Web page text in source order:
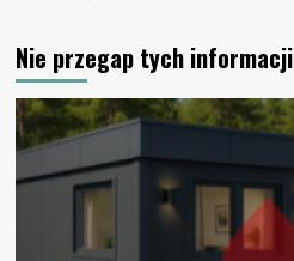
Nie przegap tych informacji